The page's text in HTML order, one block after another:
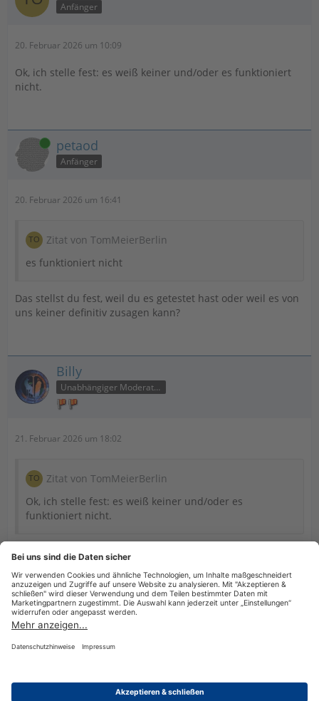
Anfänger
20. Februar 2026 um 10:09
Ok, ich stelle fest: es weiß keiner und/oder es funktioniert
nicht.
Online petaod
Anfänger
20. Februar 2026 um 16:41
Zitat von TomMeierBerlin
es funktioniert nicht
Das stellst du fest, weil du es getestet hast oder weil es von
uns keiner definitiv zusagen kann?
Billy
Unabhängiger Moderator
21. Februar 2026 um 18:02
Zitat von TomMeierBerlin
Ok, ich stelle fest: es weiß keiner und/oder es
funktioniert nicht.
Festzustellen ist nur, daß Dir niemand sonst Deine Frage
Du kannst nach wie vor es selbst testen oder den Support
kontaktieren.